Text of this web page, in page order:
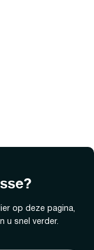
op deze pagina,
u snel verder.